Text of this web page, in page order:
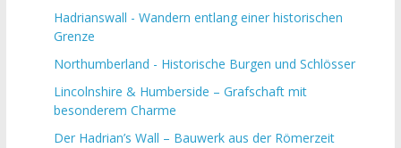
Hadrianswall - Wandern entlang einer historischen
Grenze
Northumberland - Historische Burgen und Schlösser
Lincolnshire & Humberside – Grafschaft mit
besonderem Charme
Der Hadrian’s Wall – Bauwerk aus der Römerzeit